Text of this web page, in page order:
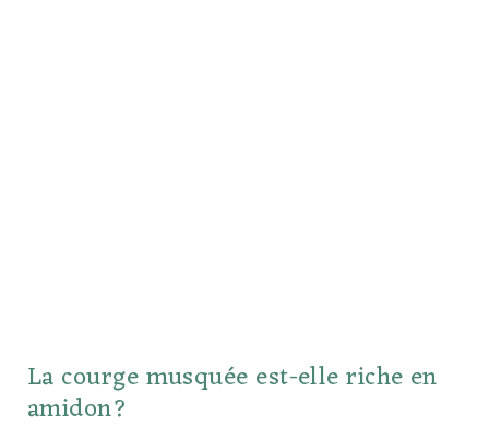
La courge musquée est-elle riche en
amidon?